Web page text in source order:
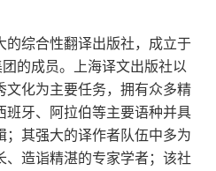
的综合性翻译出版社，成立于
的成员。上海译文出版社以
文化为主要任务，拥有众多精
班牙、阿拉伯等主要语种并具
其强大的译作者队伍中多为
造诣精湛的专家学者；该社